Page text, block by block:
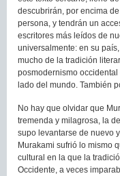
descubrirán, por encima
persona, y tendrán un
escritores más leídos de
universalmente: en su
mucho de la tradición
posmodernismo
lado del mundo. También
No hay que olvidar que
tremenda y milagrosa, la
supo levantarse de nuevo
Murakami sufrió lo mismo
cultural en la que la
Occidente, a veces